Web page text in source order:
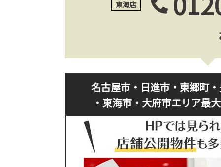
東海店
名古屋市・日進市・東郷町
・東海市・大府市エリア最